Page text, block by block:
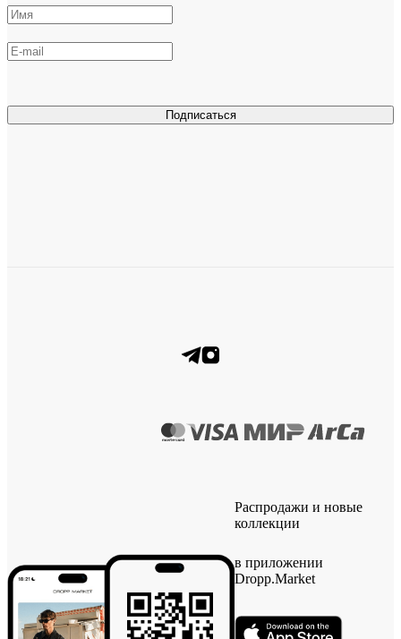
Подписаться
Распродажи и новые
коллекции
в приложении
Dropp.Market